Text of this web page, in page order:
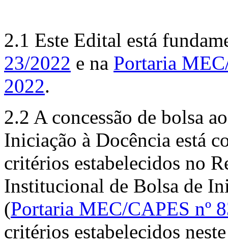
2.1 Este Edital está
23/2022 e na Portaria
2022.
2.2 A concessão de bolsa
Iniciação à Docência está
critérios estabelecidos no
Institucional de Bolsa de
(Portaria MEC/CAPES nº
critérios estabelecidos